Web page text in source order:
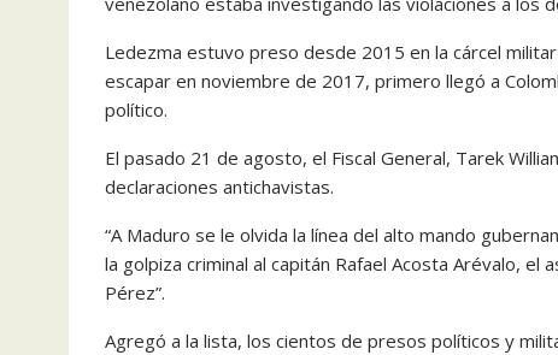
Ledezma estuvo preso desde 2015 en la cárcel
escapar en noviembre de 2017, primero llegó a
político.
El pasado 21 de agosto, el Fiscal General, Tarek
declaraciones antichavistas.
“A Maduro se le olvida la línea del alto mando
la golpiza criminal al capitán Rafael Acosta Arévalo,
Pérez”.
Agregó a la lista, los cientos de presos políticos y